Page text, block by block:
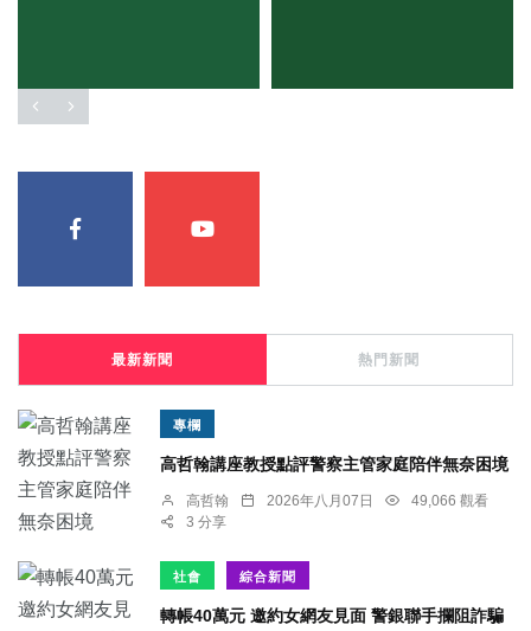
最新新聞 熱門新聞
專欄
高哲翰講座教授點評警察主管家庭陪伴無奈困境
高哲翰 2026年八月07日
49,066 觀看
3 分享
社會 綜合新聞
轉帳40萬元 邀約女網友見面 警銀聯手攔阻詐騙